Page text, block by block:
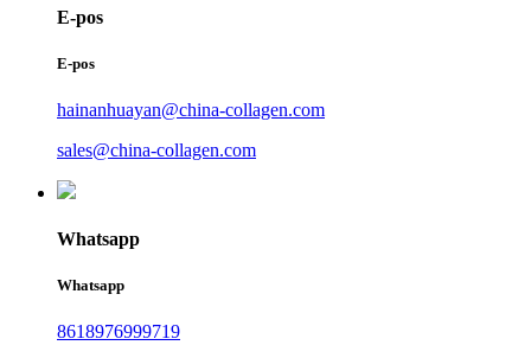
E-pos
E-pos
hainanhuayan@china-collagen.com
sales@china-collagen.com
Whatsapp
Whatsapp
8618976999719